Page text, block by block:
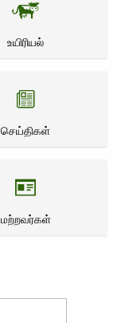
உயிரியல்
செய்திகள்
மற்றவர்கள்